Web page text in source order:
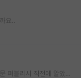
요..
참고한 레퍼렌스 논문들에 오류들이 있던걸 제 논문 퍼블리시 직전에 알았습니다